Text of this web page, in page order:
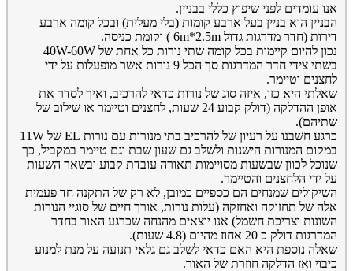
אנו עומדים לפני שיפוץ כללי בבניין.
הבניין הוא בניין בעל ארבע קומות (בלי מעלית) ובכל קומה ארבע
דירות (חדר מדרגות גדול 6m*2.5m ) וקומת כניסה.
נכון להיום קיימות בכל קומה שתי נורות כל אחת של 40W-60W
בשתי צידי חדר המדרגות סך הכל 9 נורות אשר מופעלות על ידי
לחצנים וטיימר.
שאלתי היא כזו, איזה סוג של נורות כדאי להרכיב, ואיך לסדר את
אופן ההדלקה (דולק קבוע 24 שעות, לחצנים וטיימר או שילוב של
שתיהם).
כרגע חשבנו על רעיון של להרכיב בתי מנורות עם נורות EL של 11W
במקום המנורות הישנות ולשלב גם שעון שבת וגם טיימר במקביל, כך
שנוכל לכוון שבשעות מסויימות תאורה עובדת קבוע ובשאר השעות
על ידי הלחצנים והטיימר.
השיקולים שמנחים הם כספיים כמובן, לא רק של התקנה חד פעמית
אלה של תחזוקה ואחזקה (עלות נורות, אורך חיים של סוגיי הנורות
השונות וצריכת חשמל) אנו יוצאים מהנחה שכרגע האור בחדר
המדרגות דולק כ 20 אחוז מהיום (4.8 שעות).
שאלה נוספת היא האם כדאי לשלב גם גלאי תנועה על מנת למנוע
כיבוי ואז הדלקה חוזרת של האור.